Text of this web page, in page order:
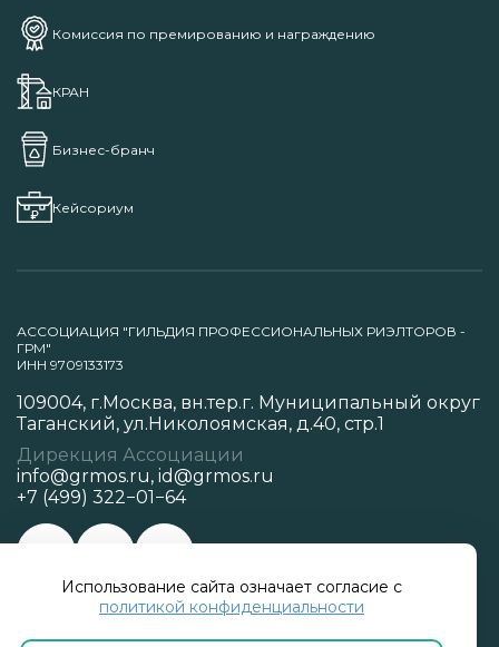
Использование сайта означает согласие с
политикой конфиденциальности
Комиссия по премированию и награждению
КРАН
Бизнес-бранч
Кейсориум
АССОЦИАЦИЯ "ГИЛЬДИЯ ПРОФЕССИОНАЛЬНЫХ РИЭЛТОРОВ -
ГРМ"
ИНН 9709133173
109004, г.Москва, вн.тер.г. Муниципальный округ
Таганский, ул.Николоямская, д.40, стр.1
Дирекция Ассоциации
info@grmos.ru, id@grmos.ru
+7 (499) 322−01−64
Политика конфиденциальности